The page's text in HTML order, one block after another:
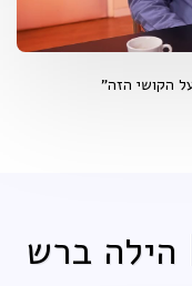
הקושי הזה"
הילה ברש